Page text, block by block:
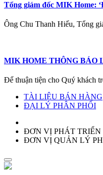
Tổng giám đốc MIK Home:
Ông Chu Thanh Hiếu, Tổng
MIK HOME THÔNG BÁO
Để thuận tiện cho Quý khách
TÀI LIỆU BÁN HÀNG
ĐẠI LÝ PHÂN PHỐI
ĐƠN VỊ PHÁT TRIỂN
ĐƠN VỊ QUẢN LÝ